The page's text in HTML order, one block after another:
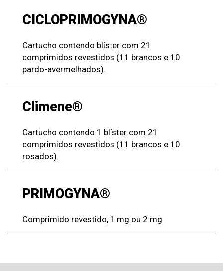
CICLOPRIMOGYNA®
Cartucho contendo blíster com 21
comprimidos revestidos (11 brancos e 10
pardo-avermelhados).
Climene®
Cartucho contendo 1 blíster com 21
comprimidos revestidos (11 brancos e 10
rosados).
PRIMOGYNA®
Comprimido revestido, 1 mg ou 2 mg